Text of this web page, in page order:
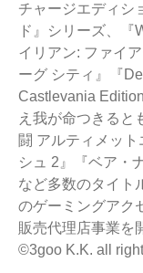
チャージエディシ
ド』シリーズ、
イリアン: ファイ
ーグ シティ』『
Castlevania
え我が命つきると
闘 アルティメッ
シュ 2』『ベア・
など多数のタイト
のゲーミングアク
販売代理店事業を
©3goo K.K. all